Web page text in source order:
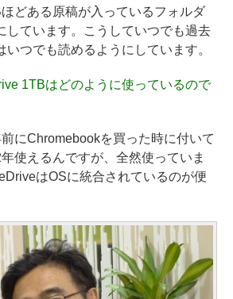
どある原稿が入っているフォルダ
しています。こうしていつでも過去
いつでも読めるようにしています。
1TBはどのように使っているので
にChromebookを買った時に付いて
使えるんですが、全然使っていま
はOSに統合されているのが便